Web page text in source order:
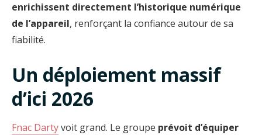
enrichissent directement l’historique numérique
de l’appareil, renforçant la confiance autour de sa
fiabilité.
Un déploiement massif
d’ici 2026
Fnac Dartyvoit grand. Le groupe prévoit d’équiper